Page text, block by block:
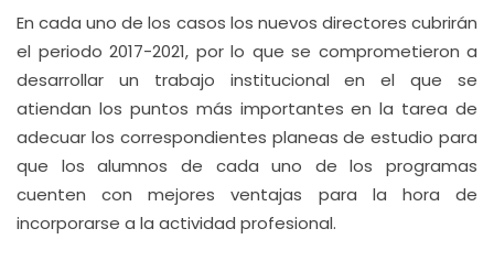
En cada uno de los casos los nuevos directores cubrirán
el periodo 2017-2021, por lo que se comprometieron a
desarrollar un trabajo institucional en el que se
atiendan los puntos más importantes en la tarea de
adecuar los correspondientes planeas de estudio para
que los alumnos de cada uno de los programas
cuenten con mejores ventajas para la hora de
incorporarse a la actividad profesional.